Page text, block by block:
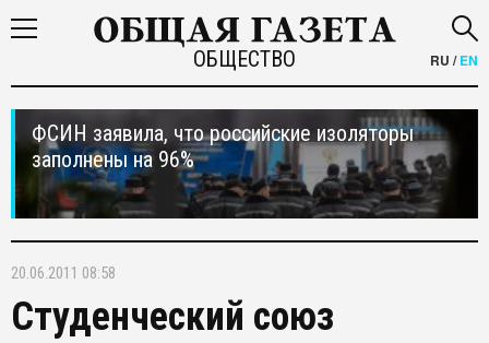
ОБЩЕСТВО RU /EN
ФСИН заявила, что российские изоляторы
заполнены на 96%
20.06.2011 08:58
Студенческий союз